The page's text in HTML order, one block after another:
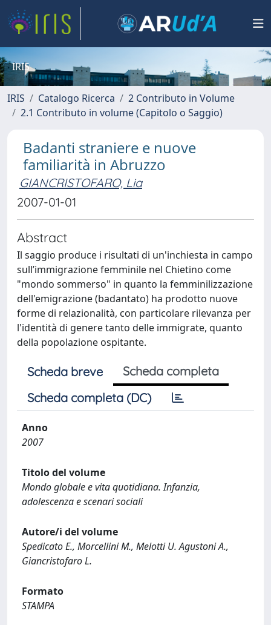
IRIS
IRIS Catalogo Ricerca
2 Contributo in Volume
2.1 Contributo in volume (Capitolo o Saggio)
Badanti straniere e nuove
familiarità in Abruzzo
GIANCRISTOFARO, Lia
2007-01-01
Abstract
Il saggio produce i risultati di un'inchiesta in campo
sull’immigrazione femminile nel Chietino come
"mondo sommerso" in quanto la femminilizzazione
dell'emigrazione (badantato) ha prodotto nuove
forme di relazionalità, con particolare rilevanza per
l'identità di genere tanto delle immigrate, quanto
della popolazione ospitante.
Scheda breve
Scheda completa
Scheda completa (DC)
Anno
2007
Titolo del volume
Mondo globale e vita quotidiana. Infanzia,
adolescenza e scenari sociali
Autore/i del volume
Spedicato E., Morcellini M., Melotti U. Agustoni A.,
Giancristofaro L.
Formato
STAMPA